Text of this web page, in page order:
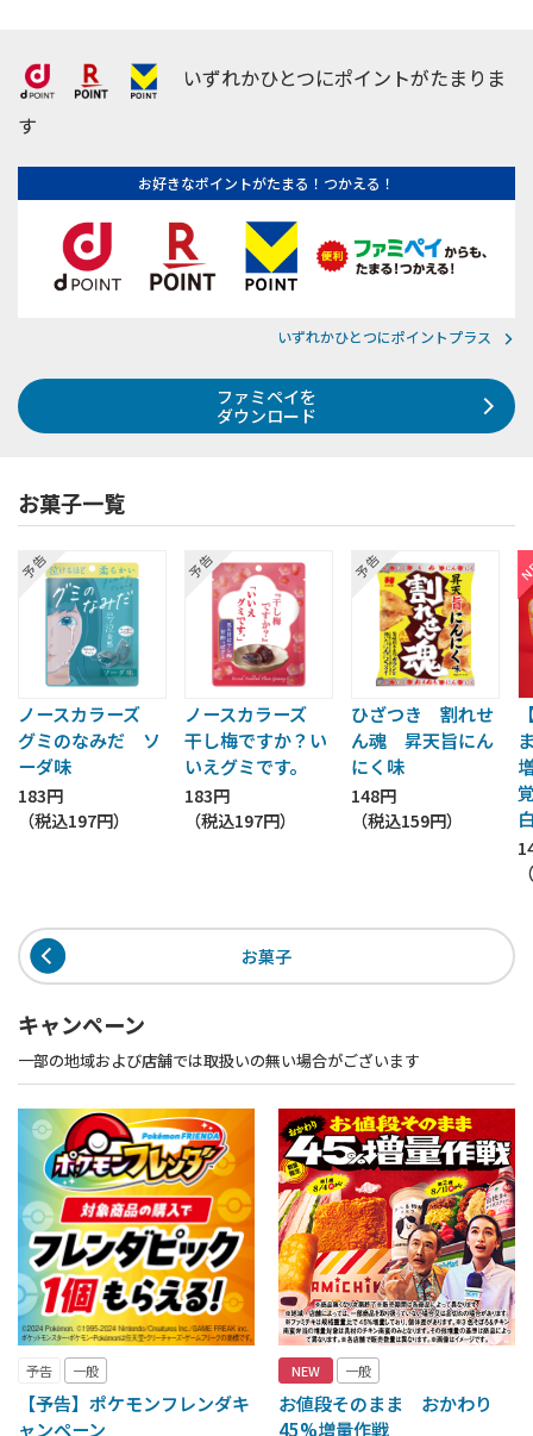
いずれかひとつにポイントがたまりま
す
お好きなポイントがたまる！つかえる！
いずれかひとつにポイントプラス
ファミペイを
ダウンロード
お菓子一覧
ノースカラーズ
グミのなみだ ソ
ーダ味
183円
（税込197円）
ノースカラーズ
干し梅ですか？い
いえグミです。
183円
（税込197円）
ひざつき 割れせ
ん魂 昇天旨にん
にく味
148円
（税込159円）
お菓子
キャンペーン
一部の地域および店舗では取扱いの無い場合がございます
予告 一般
【予告】ポケモンフレンダキ
ャンペーン
NEW 一般
お値段そのまま おかわり
45%増量作戦